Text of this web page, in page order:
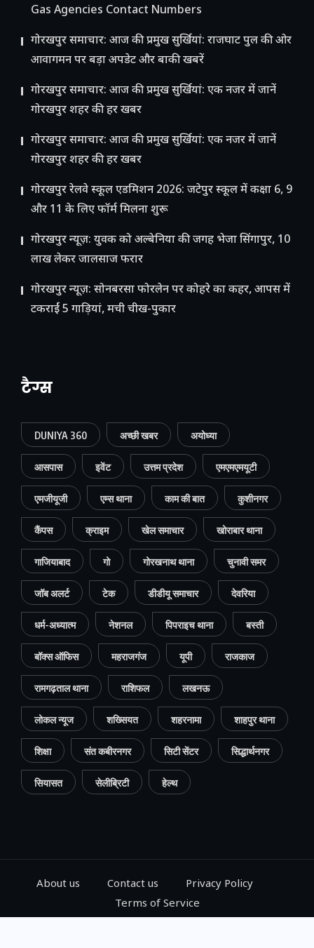
Gas Agencies Contact Numbers
गोरखपुर समाचार: आज की प्रमुख सुर्खियां: राजघाट पुल की ओर
आवागमन पर बड़ा अपडेट और बाकी खबरें
गोरखपुर समाचार: आज की प्रमुख सुर्खियां: एक नजर में जानें
गोरखपुर शहर की हर खबर
गोरखपुर समाचार: आज की प्रमुख सुर्खियां: एक नजर में जानें
गोरखपुर शहर की हर खबर
गोरखपुर रेलवे स्कूल एडमिशन 2026: जटेपुर स्कूल में कक्षा 6, 9
और 11 के लिए फॉर्म मिलना शुरू
गोरखपुर न्यूज़: युवक को अल्बेनिया की जगह भेजा सिंगापुर, 10
लाख लेकर जालसाज फरार
गोरखपुर न्यूज़: सोनबरसा फोरलेन पर कोहरे का कहर, आपस में
टकराईं 5 गाड़ियां, मची चीख-पुकार
टैग्स
DUNIYA 360 अच्छी खबर अयोध्या
आसपास इवेंट उत्तम प्रदेश एमएमएमयूटी
एमजीयूजी एम्स थाना काम की बात कुशीनगर
कैंपस क्राइम खेल समाचार खोराबार थाना
गाजियाबाद गो गोरखनाथ थाना चुनावी समर
जॉब अलर्ट टेक डीडीयू समाचार देवरिया
धर्म-अध्यात्म नेशनल पिपराइच थाना बस्ती
बॉक्स ऑफिस महराजगंज यूपी राजकाज
रामगढ़ताल थाना राशिफल लखनऊ
लोकल न्यूज शख्सियत शहरनामा शाहपुर थाना
शिक्षा संत कबीरनगर सिटी सेंटर सिद्धार्थनगर
सियासत सेलीब्रिटी हेल्थ
About us Contact us
Privacy Policy
Terms of Service